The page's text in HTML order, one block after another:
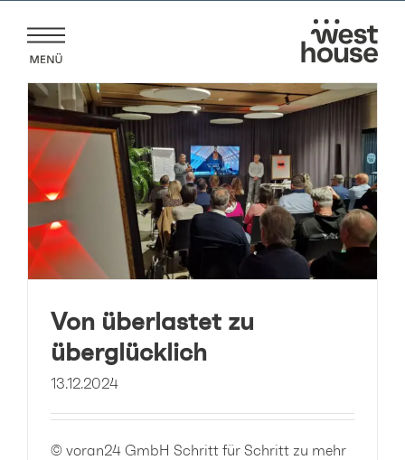
Inhalt
springen
Von überlastet zu
überglücklich
13.12.2024
© voran24 GmbH Schritt für Schritt zu mehr